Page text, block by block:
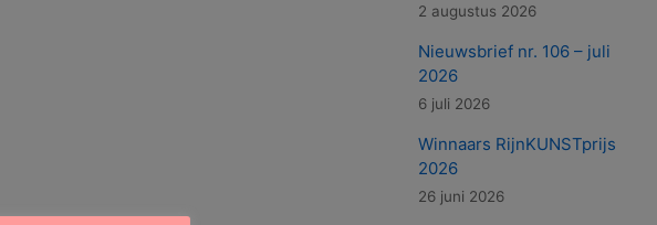
2 augustus 2026
Nieuwsbrief nr. 106 – juli
2026
6 juli 2026
Winnaars RijnKUNSTprijs
2026
26 juni 2026